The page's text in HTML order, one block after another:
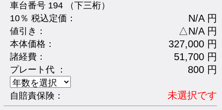
車台番号 194 （下三桁）
10％ 税込定価：
N/A 円
値引き： △N/A 円
本体価格： 327,000 円
諸経費： 51,700 円
プレート代 ： 800 円
自賠責保険： 未選択です